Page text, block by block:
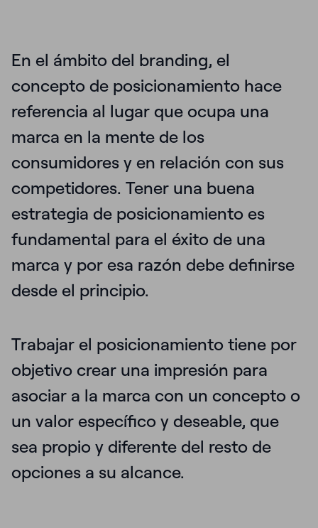
En el ámbito del branding, el
concepto de posicionamiento hace
referencia al lugar que ocupa una
marca en la mente de los
consumidores y en relación con sus
competidores. Tener una buena
estrategia de posicionamiento es
fundamental para el éxito de una
marca y por esa razón debe definirse
desde el principio.
Trabajar el posicionamiento tiene por
objetivo crear una impresión para
asociar a la marca con un concepto o
un valor específico y deseable, que
sea propio y diferente del resto de
opciones a su alcance.